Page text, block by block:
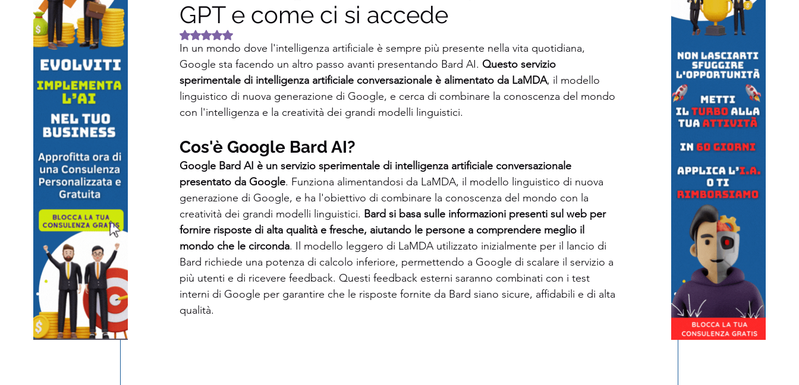
GPT e come ci si accede
Valutazione NaN stelle su 5.
In un mondo dove l'intelligenza artificiale è sempre più presente nella vita quotidiana,
Google sta facendo un altro passo avanti presentando Bard AI. Questo servizio
sperimentale di intelligenza artificiale conversazionale è alimentato da LaMDA, il modello
linguistico di nuova generazione di Google, e cerca di combinare la conoscenza del mondo
con l'intelligenza e la creatività dei grandi modelli linguistici.
Cos'è Google Bard AI?
Google Bard AI è un servizio sperimentale di intelligenza artificiale conversazionale
presentato da Google. Funziona alimentandosi da LaMDA, il modello linguistico di nuova
generazione di Google, e ha l'obiettivo di combinare la conoscenza del mondo con la
creatività dei grandi modelli linguistici. Bard si basa sulle informazioni presenti sul web per
fornire risposte di alta qualità e fresche, aiutando le persone a comprendere meglio il
mondo che le circonda. Il modello leggero di LaMDA utilizzato inizialmente per il lancio di
Bard richiede una potenza di calcolo inferiore, permettendo a Google di scalare il servizio a
più utenti e di ricevere feedback. Questi feedback esterni saranno combinati con i test
interni di Google per garantire che le risposte fornite da Bard siano sicure, affidabili e di alta
qualità.